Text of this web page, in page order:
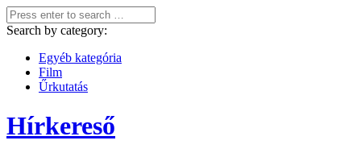
Search by category:
Egyéb kategória
Film
Űrkutatás
Hírkereső